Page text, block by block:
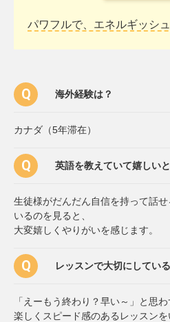
パワフルで、エネルギッシ
海外経験は？
カナダ（5年滞在）
英語を教えていて嬉しい
生徒様がだんだん自信を持って話
いるのを見ると、
大変嬉しくやりがいを感じます。
レッスンで大切にしてい
「えーもう終わり？早い～」と思わ
楽しくスピード感のあるレッスンを